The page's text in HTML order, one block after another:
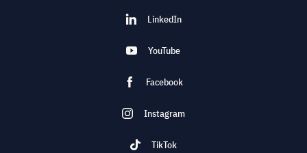
LinkedIn
YouTube
Facebook
Instagram
TikTok